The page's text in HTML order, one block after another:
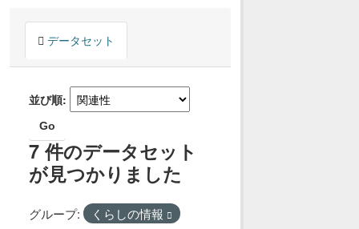
データセット
並び順
Go
7 件のデータセット
が見つかりました
グループ: くらしの情報